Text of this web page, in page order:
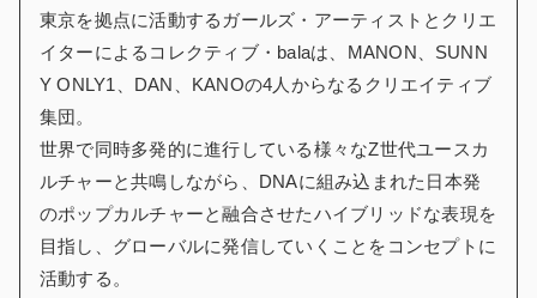
東京を拠点に活動するガールズ・アーティストとクリエ
イターによるコレクティブ・balaは、MANON、SUNN
Y ONLY1、DAN、KANOの4人からなるクリエイティブ
集団。
世界で同時多発的に進行している様々なZ世代ユースカ
ルチャーと共鳴しながら、DNAに組み込まれた日本発
のポップカルチャーと融合させたハイブリッドな表現を
目指し、グローバルに発信していくことをコンセプトに
活動する。